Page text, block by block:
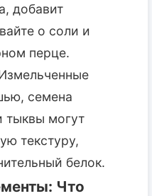
добавит
о соли и
перце.
семена
тыквы могут
текстуру,
белок.
Что